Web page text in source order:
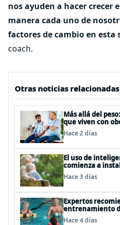
nos ayuden a hacer crecer
manera cada uno de
factores de cambio en esta
coach.
Otras noticias relacionadas
Más allá del
que viven con
postraumático
Hace 2 días
El uso de
comienza a
personas mayores
Hace 3 días
Expertos
entrenamiento
para fortalecer la
Hace 4 días